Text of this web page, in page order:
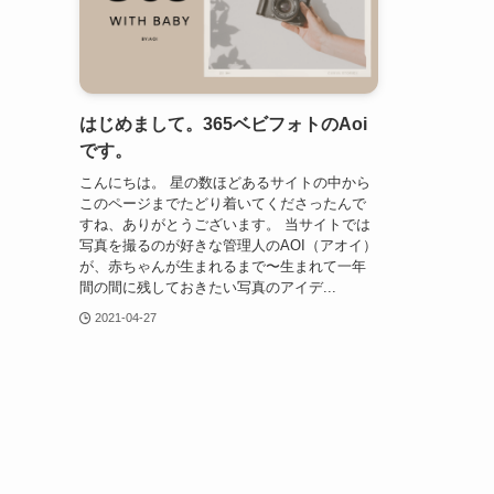
はじめまして。365ベビフォトのAoi
です。
こんにちは。 星の数ほどあるサイトの中から
このページまでたどり着いてくださったんで
すね、ありがとうございます。 当サイトでは
写真を撮るのが好きな管理人のAOI（アオイ）
が、赤ちゃんが生まれるまで〜生まれて一年
間の間に残しておきたい写真のアイデ...
2021-04-27